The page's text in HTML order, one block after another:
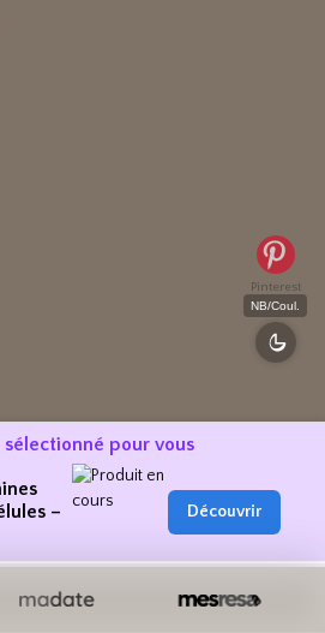
Pinterest
NB/Coul.
sélectionné pour vous
–
Découvrir